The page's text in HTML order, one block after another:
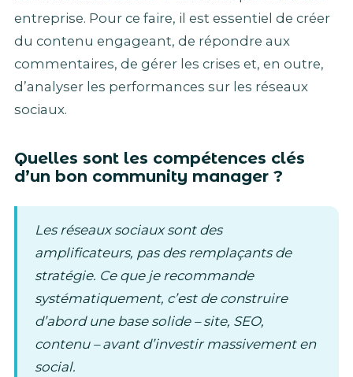
entreprise. Pour ce faire, il est essentiel de créer
du contenu engageant, de répondre aux
commentaires, de gérer les crises et, en outre,
d’analyser les performances sur les réseaux
sociaux.
Quelles sont les compétences clés
d’un bon community manager ?
Les réseaux sociaux sont des
amplificateurs, pas des remplaçants de
stratégie. Ce que je recommande
systématiquement, c’est de construire
d’abord une base solide – site, SEO,
contenu – avant d’investir massivement en
social.